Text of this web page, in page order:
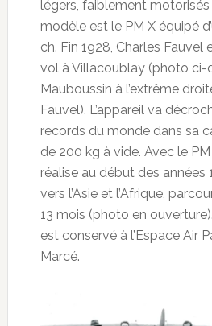
légers, faiblement
modèle est le PM X équipé
ch. Fin 1928, Charles Fauvel
vol à Villacoublay (photo ci-
Mauboussin à l’extrême
Fauvel). L’appareil va
records du monde dans sa
de 200 kg à vide. Avec le
réalise au début des années
vers l’Asie et l’Afrique,
13 mois (photo en
est conservé à l’Espace Air
Marcé.